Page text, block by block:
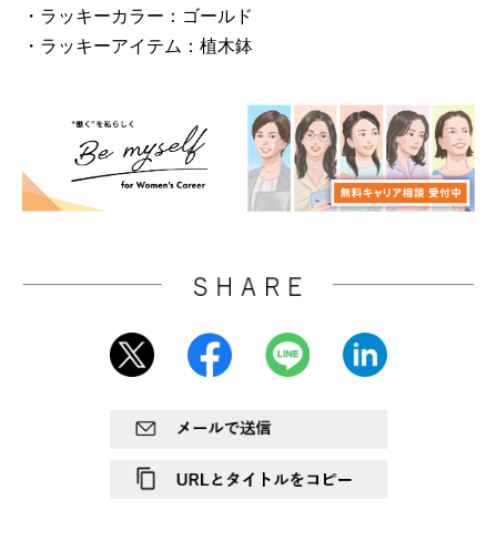
・ラッキーカラー：ゴールド
・ラッキーアイテム：植木鉢